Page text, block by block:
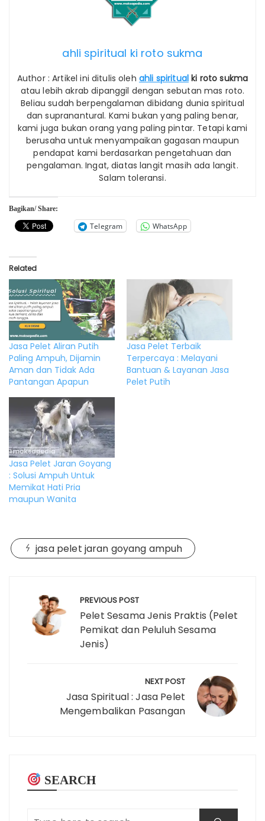
ahli spiritual ki roto sukma
Author : Artikel ini ditulis oleh ahli spiritual ki roto sukma
atau lebih akrab dipanggil dengan sebutan mas roto.
Beliau sudah berpengalaman dibidang dunia spiritual
dan supranantural. Kami bukan yang paling benar,
kami juga bukan orang yang paling pintar. Tetapi kami
berusaha untuk menyampaikan gagasan maupun
pendapat kami berdasarkan pengetahuan dan
pengalaman. Ingat, diatas langit masih ada langit.
Salam toleransi.
Bagikan/ Share:
Telegram WhatsApp
Related
Jasa Pelet Aliran Putih
Paling Ampuh, Dijamin
Aman dan Tidak Ada
Pantangan Apapun
Jasa Pelet Terbaik
Terpercaya : Melayani
Bantuan & Layanan Jasa
Pelet Putih
Jasa Pelet Jaran Goyang
: Solusi Ampuh Untuk
Memikat Hati Pria
maupun Wanita
jasa pelet jaran goyang ampuh
navigationPREVIOUS POST
Pelet Sesama Jenis Praktis (Pelet
Pemikat dan Peluluh Sesama
Jenis)
NEXT POST
Jasa Spiritual : Jasa Pelet
Mengembalikan Pasangan
SEARCH